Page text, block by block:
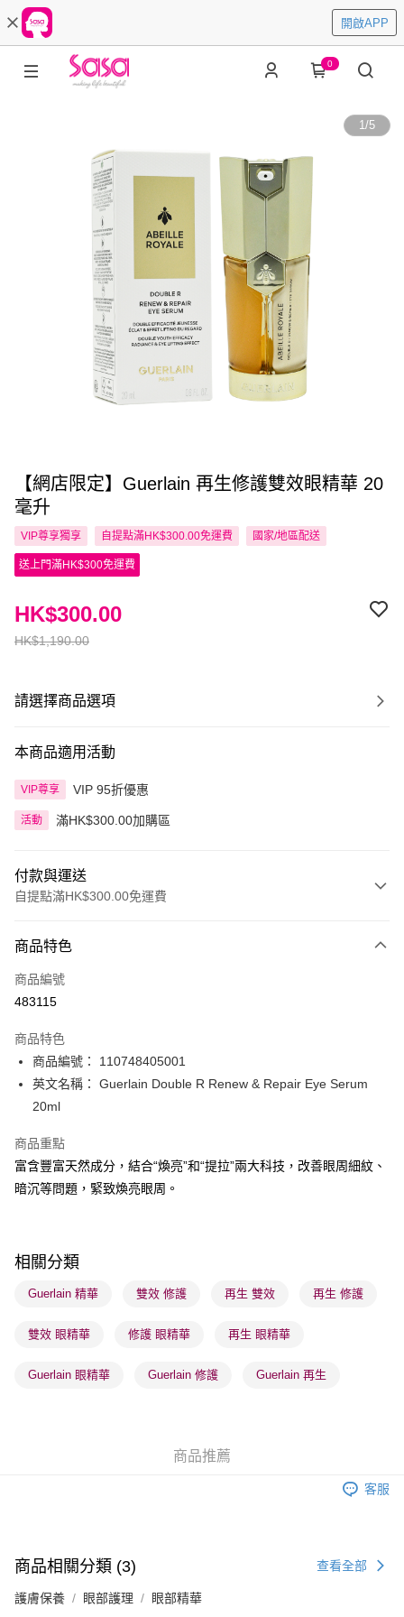
開啟APP
0
1/5
【網店限定】Guerlain 再生修護雙效眼精華 20
毫升
VIP尊享獨享 自提點滿HK$300.00免運費 國家/地區配送
送上門滿HK$300免運費
HK$1,190.00
HK$300.00
請選擇商品選項
本商品適用活動
VIP尊享 VIP 95折優惠
活動 滿HK$300.00加購區
付款與運送
自提點滿HK$300.00免運費
信用卡
Apple Pay
PayMe
WeChat Pay
送貨方式
順豐自助櫃 - 確認發貨後1-3個工作天送達
順豐站及營業點 - 確認發貨後1-3個工作天送達
物流公司進行物流配送
商品特色
商品編號
483115
商品特色
商品編號： 110748405001
英文名稱： Guerlain Double R Renew & Repair Eye Serum
20ml
商品重點
富含豐富天然成分，結合“煥亮”和“提拉”兩大科技，改善眼周細紋、
暗沉等問題，緊致煥亮眼周。
相關分類
Guerlain 精華 雙效 修護 再生 雙效 再生 修護
雙效 眼精華 修護 眼精華 再生 眼精華
Guerlain 眼精華 Guerlain 修護 Guerlain 再生
商品推薦
客服
商品相關分類 (3) 查看全部
護膚保養 眼部護理 眼部精華